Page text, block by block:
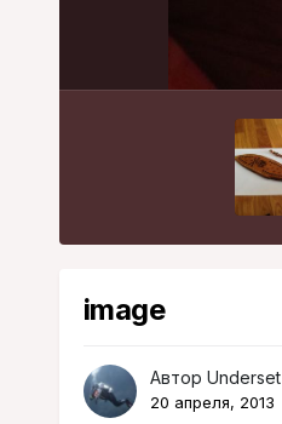
image
Автор Underset
20 апреля, 2013